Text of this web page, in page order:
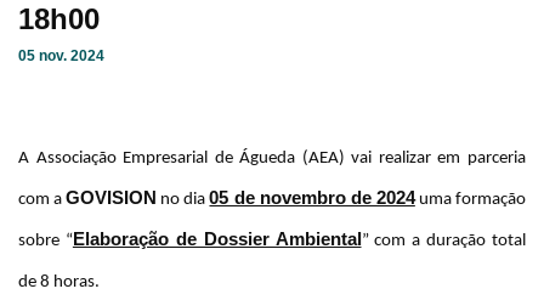
18h00
05 nov. 2024
A Associação Empresarial de Águeda (AEA) vai realizar em parceria
com aGOVISION no dia05 de novembro de 2024uma formação
sobre “Elaboração de Dossier Ambiental” com a duração total
de 8 horas.